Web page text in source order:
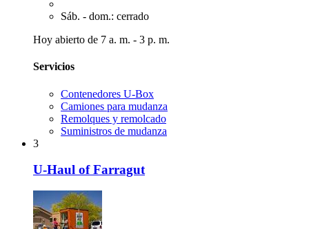
Sáb. - dom.: cerrado
Hoy abierto de 7 a. m. - 3 p. m.
Servicios
Contenedores U-Box
Camiones para mudanza
Remolques y remolcado
Suministros de mudanza
3
U-Haul of Farragut